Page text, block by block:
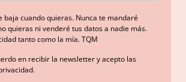
baja cuando quieras. Nunca te mandaré
quieras ni venderé tus datos a nadie más.
tanto como la mía. TQM
en recibir la newsletter y acepto las